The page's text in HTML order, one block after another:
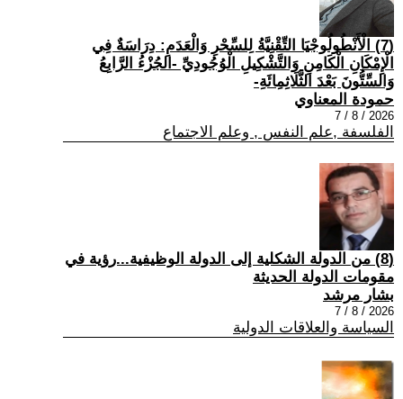
(7) الْأَنْطُولُوجْيَا التِّقْنِيَّةُ لِلسِّحْرِ وَالْعَدَمِ: دِرَاسَةٌ فِي
الْإِمْكَانِ الْكَامِنِ وَالتَّشْكِيلِ الْوُجُودِيِّ -الجُزْءُ الرَّابِعُ
وَالسِّتُّونَ بَعْدَ الثَّلَاثِمِائَةِ-
حمودة المعناوي
2026 / 8 / 7
الفلسفة ,علم النفس , وعلم الاجتماع
(8) من الدولة الشكلية إلى الدولة الوظيفية...رؤية في
مقومات الدولة الحديثة
بشار مرشد
2026 / 8 / 7
السياسة والعلاقات الدولية